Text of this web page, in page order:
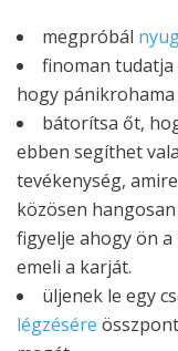
megpróbál
finoman tudatja
hogy
bátorítsa őt,
ebben segíthet
tevékenység,
közösen
figyelje ahogy ön
emeli a karját.
üljenek le egy
légzésére